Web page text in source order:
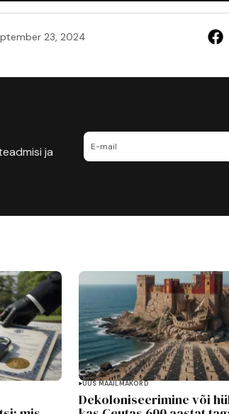
23, 2024
ja
UUS MAAILMAKORD
Dekoloniseerimine või